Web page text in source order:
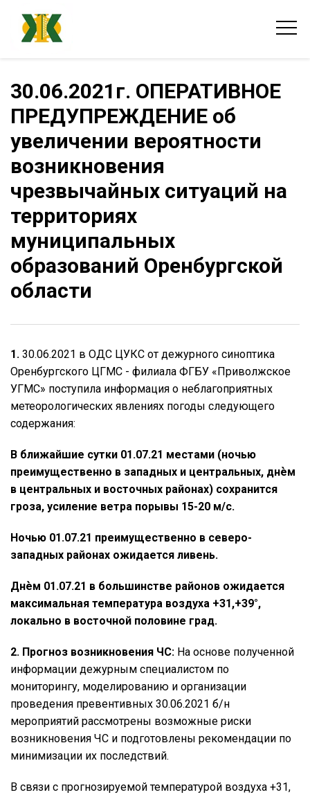
30.06.2021г. ОПЕРАТИВНОЕ
ПРЕДУПРЕЖДЕНИЕ об
увеличении вероятности
возникновения
чрезвычайных ситуаций на
территориях
муниципальных
образований Оренбургской
области
1. 30.06.2021 в ОДС ЦУКС от дежурного синоптика
Оренбургского ЦГМС - филиала ФГБУ «Приволжское
УГМС» поступила информация о неблагоприятных
метеорологических явлениях погоды следующего
содержания:
В ближайшие сутки 01.07.21 местами (ночью
преимущественно в западных и центральных, днѐм
в центральных и восточных районах) сохранится
гроза, усиление ветра порывы 15-20 м/с.
Ночью 01.07.21 преимущественно в северо-
западных районах ожидается ливень.
Днѐм 01.07.21 в большинстве районов ожидается
максимальная температура воздуха +31,+39°,
локально в восточной половине град.
2. Прогноз возникновения ЧС: На основе полученной
информации дежурным специалистом по
мониторингу, моделированию и организации
проведения превентивных 30.06.2021 б/н
мероприятий рассмотрены возможные риски
возникновения ЧС и подготовлены рекомендации по
минимизации их последствий.
В связи с прогнозируемой температурой воздуха +31,